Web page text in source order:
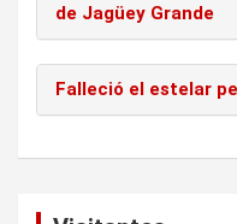
de Jagüey Grande
Falleció el estelar